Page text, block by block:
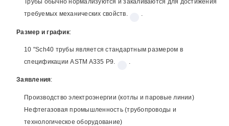
Трубы обычно нормализуются и закаливаются для достижения
требуемых механических свойств.
.
Размер и график:
10 "Sch40 трубы является стандартным размером в
спецификации ASTM A335 P9.
.
Заявления:
Производство электроэнергии (котлы и паровые линии)
Нефтегазовая промышленность (трубопроводы и
технологическое оборудование)